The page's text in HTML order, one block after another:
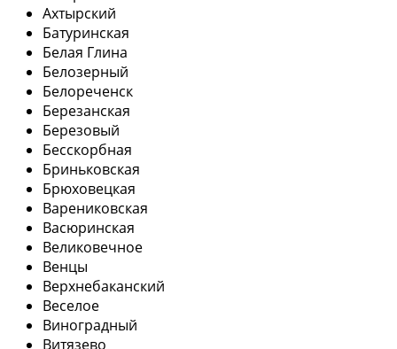
Ахтырский
Батуринская
Белая Глина
Белозерный
Белореченск
Березанская
Березовый
Бесскорбная
Бриньковская
Брюховецкая
Варениковская
Васюринская
Великовечное
Венцы
Верхнебаканский
Веселое
Виноградный
Витязево